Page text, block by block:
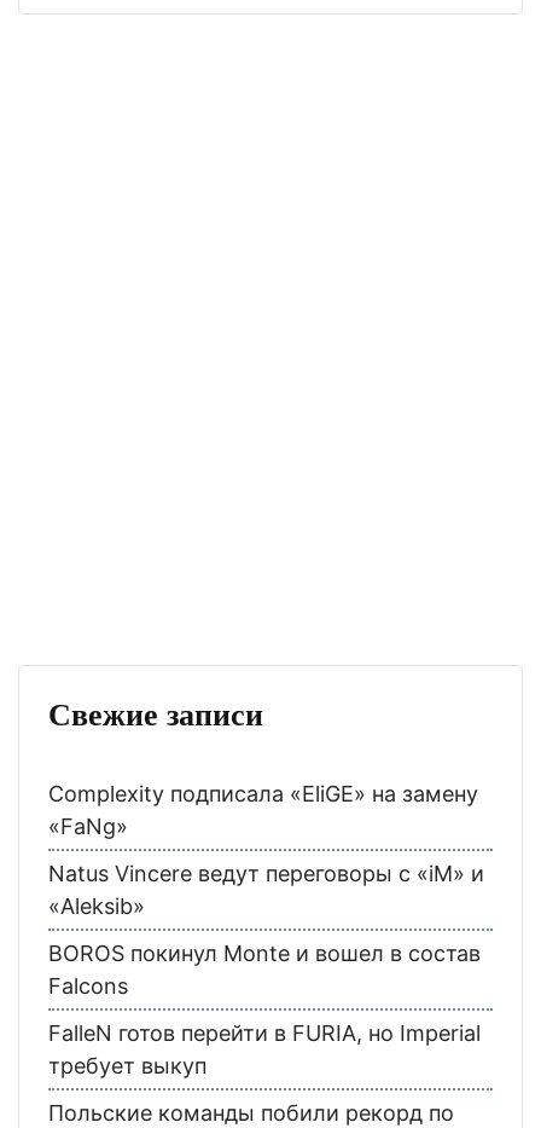
Свежие записи
Complexity подписала «EliGE» на замену
«FaNg»
Natus Vincere ведут переговоры с «iM» и
«Aleksib»
BOROS покинул Monte и вошел в состав
Falcons
FalleN готов перейти в FURIA, но Imperial
требует выкуп
Польские команды побили рекорд по